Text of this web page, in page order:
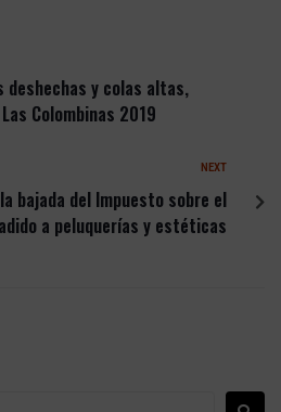
deshechas y colas altas,
Colombinas 2019
NEXT
bajada del Impuesto sobre el
a peluquerías y estéticas